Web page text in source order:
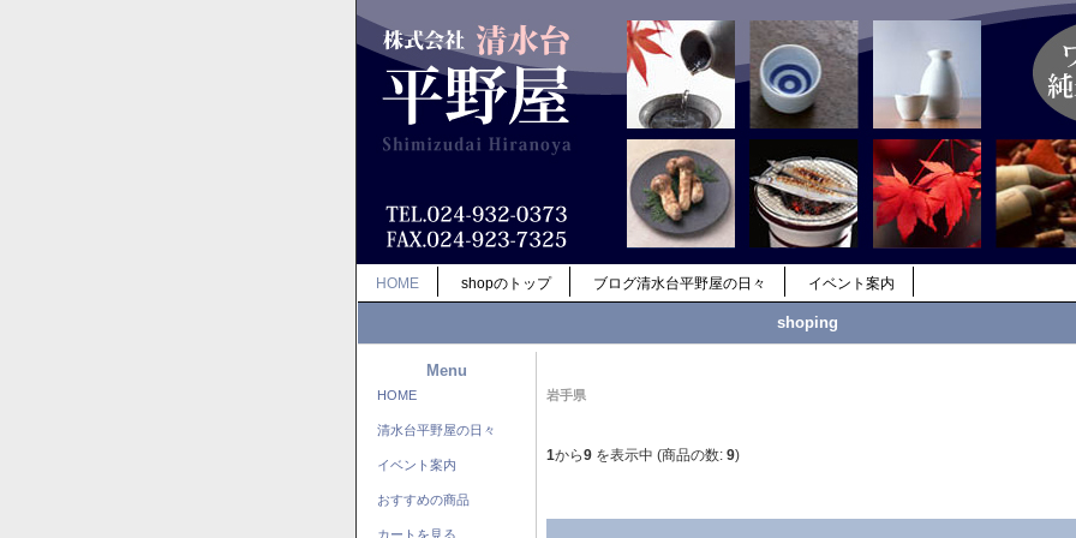
HOME shopのトップ ブログ清水台平野屋の日々 イベント案内
shoping
Menu
HOME
清水台平野屋の日々
イベント案内
おすすめの商品
カートを見る
岩手県
1から9 を表示中 (商品の数: 9)